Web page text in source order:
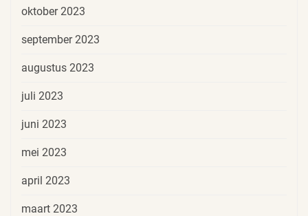
oktober 2023
september 2023
augustus 2023
juli 2023
juni 2023
mei 2023
april 2023
maart 2023